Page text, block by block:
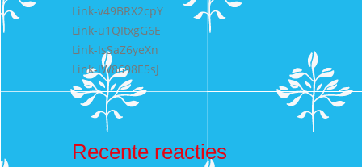
Link-v49BRX2cpY
Link-u1QItxgG6E
Link-IsSaZ6yeXn
Link-lW8698E5sJ
Recente reacties